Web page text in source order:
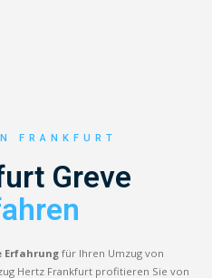
FRANKFURT
Greve
Erfahrung für Ihren Umzug von
Hertz Frankfurt profitieren Sie von